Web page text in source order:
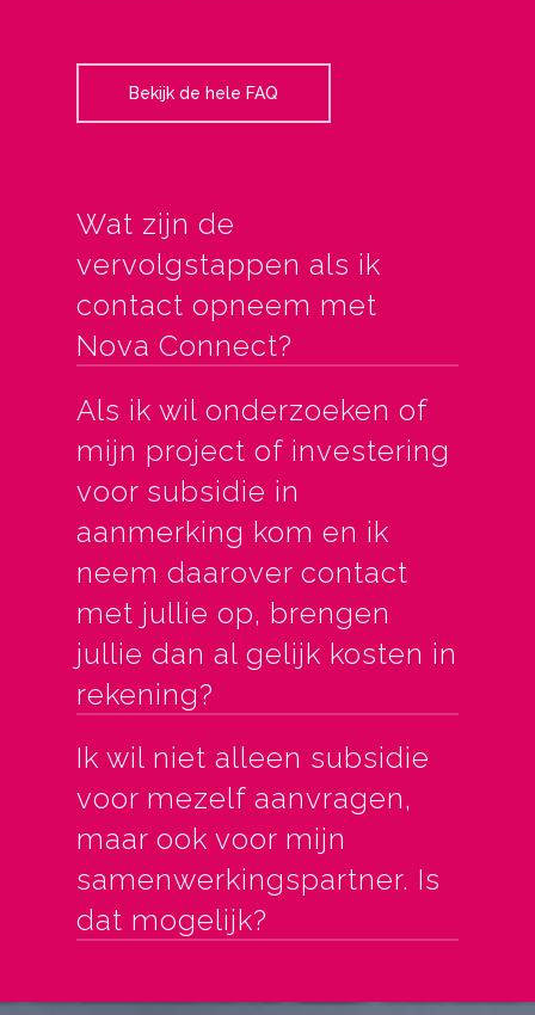
Bekijk de hele FAQ
Wat zijn de
vervolgstappen als ik
contact opneem met
Nova Connect?
Als ik wil onderzoeken of
mijn project of investering
voor subsidie in
aanmerking kom en ik
neem daarover contact
met jullie op, brengen
jullie dan al gelijk kosten in
rekening?
Ik wil niet alleen subsidie
voor mezelf aanvragen,
maar ook voor mijn
samenwerkingspartner. Is
dat mogelijk?